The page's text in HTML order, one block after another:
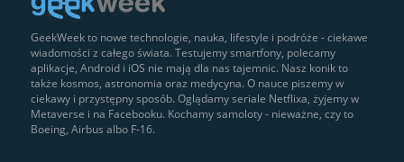
GeekWeek to nowe technologie, nauka, lifestyle i podróże - ciekawe
wiadomości z całego świata. Testujemy smartfony, polecamy
aplikacje, Android i iOS nie mają dla nas tajemnic. Nasz konik to
także kosmos, astronomia oraz medycyna. O nauce piszemy w
ciekawy i przystępny sposób. Oglądamy seriale Netflixa, żyjemy w
Metaverse i na Facebooku. Kochamy samoloty - nieważne, czy to
Boeing, Airbus albo F-16.